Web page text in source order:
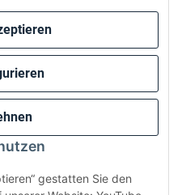
gestatten Sie den